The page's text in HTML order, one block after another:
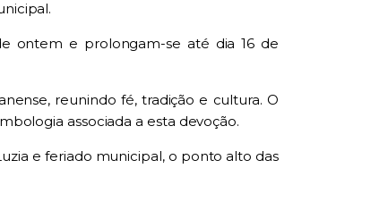
ontem e prolongam-se até dia 16 de
reunindo fé, tradição e cultura. O
associada a esta devoção.
e feriado municipal, o ponto alto das